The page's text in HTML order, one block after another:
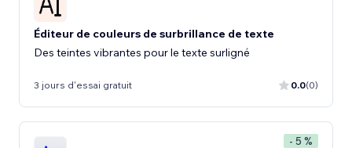
Éditeur de couleurs de surbrillance de texte
Des teintes vibrantes pour le texte surligné
3 jours d'essai gratuit 0.0(0)
- 5 %